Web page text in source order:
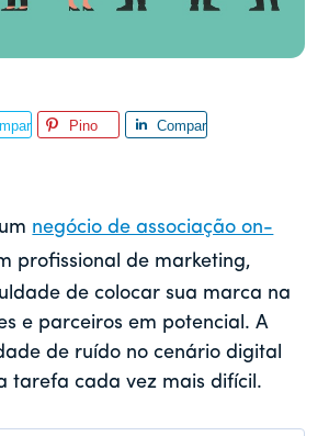
Pino
Compar
negócio de associação on-
profissional de marketing,
de colocar sua marca na
e parceiros em potencial. A
de ruído no cenário digital
tarefa cada vez mais difícil.